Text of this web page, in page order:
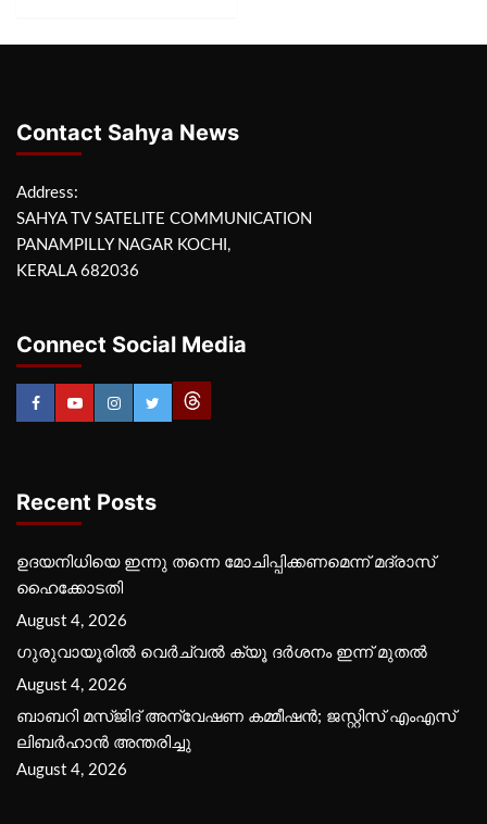
Contact Sahya News
Address:
SAHYA TV SATELITE COMMUNICATION
PANAMPILLY NAGAR KOCHI,
KERALA 682036
Connect Social Media
Recent Posts
ഉദയനിധിയെ ഇന്നു തന്നെ മോചിപ്പിക്കണമെന്ന് മദ്രാസ്
ഹൈക്കോടതി
August 4, 2026
ഗുരുവായൂരില്‍ വെര്‍ച്വല്‍ ക്യൂ ദര്‍ശനം ഇന്ന് മുതല്‍
August 4, 2026
ബാബറി മസ്ജിദ് അന്വേഷണ കമ്മീഷന്‍; ജസ്റ്റിസ് എംഎസ്
ലിബര്‍ഹാന്‍ അന്തരിച്ചു
August 4, 2026